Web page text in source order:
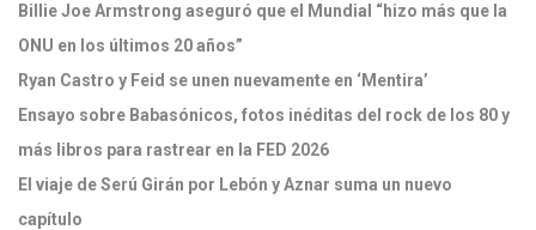
Billie Joe Armstrong aseguró que el Mundial “hizo más que la
ONU en los últimos 20 años”
Ryan Castro y Feid se unen nuevamente en ‘Mentira’
Ensayo sobre Babasónicos, fotos inéditas del rock de los 80 y
más libros para rastrear en la FED 2026
El viaje de Serú Girán por Lebón y Aznar suma un nuevo
capítulo